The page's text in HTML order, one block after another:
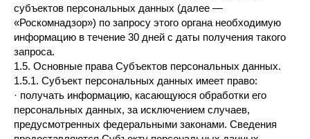
субъектов персональных данных (далее —
«Роскомнадзор») по запросу этого органа необходимую
информацию в течение 30 дней с даты получения такого
запроса.
1.5. Основные права Субъектов персональных данных.
1.5.1. Субъект персональных данных имеет право:
· получать информацию, касающуюся обработки его
персональных данных, за исключением случаев,
предусмотренных федеральными законами. Сведения